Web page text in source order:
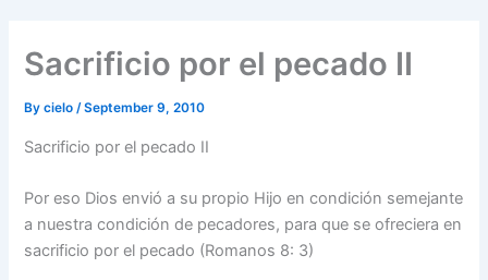
Sacrificio por el pecado II
Bycielo/September 9, 2010
Sacrificio por el pecado II
Por eso Dios envió a su propio Hijo en condición semejante
a nuestra condición de pecadores, para que se ofreciera en
sacrificio por el pecado (Romanos 8: 3)